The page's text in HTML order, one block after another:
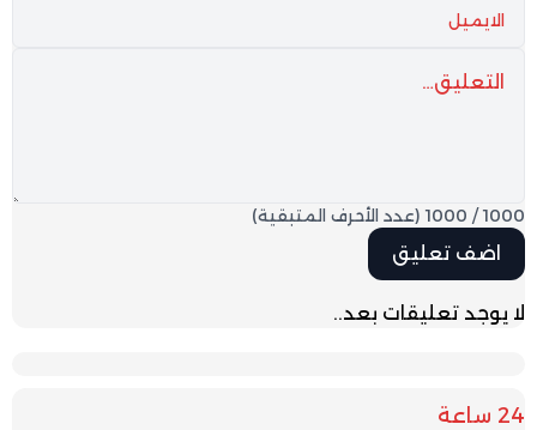
1000
/
1000 (عدد الأحرف المتبقية)
لا يوجد تعليقات بعد..
24 ساعة